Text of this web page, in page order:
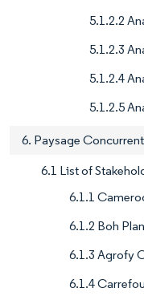
5.1.2.2
5.1.2.3
5.1.2.4
5.1.2.5
6. Paysage
6.1 List of
6.1.1
6.1.2 Boh
6.1.3 Agrofy
6.1.4